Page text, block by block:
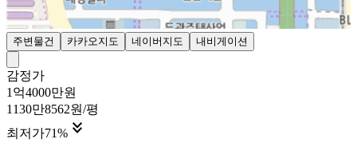
주변물건 카카오지도 네이버지도 내비게이션
감정가
1억4000만원
1130만8562원/평
최저가71% 